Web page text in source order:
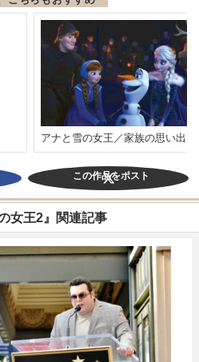
アナと雪の女王／家族の思い出
この作品をポスト
女王2』関連記事